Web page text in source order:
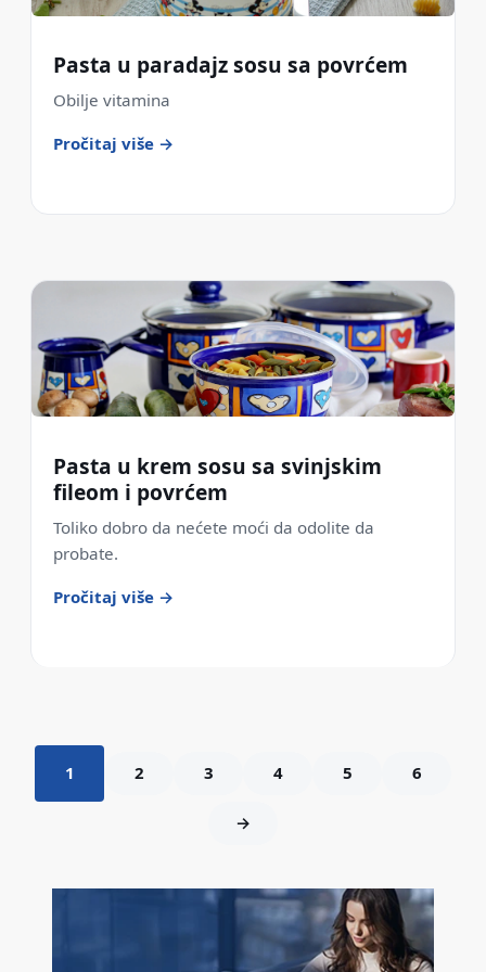
Pasta u paradajz sosu sa povrćem
Obilje vitamina
Pročitaj više →
Pasta u krem sosu sa svinjskim
fileom i povrćem
Toliko dobro da nećete moći da odolite da
probate.
Pročitaj više →
1 2 3 4 5 6
→